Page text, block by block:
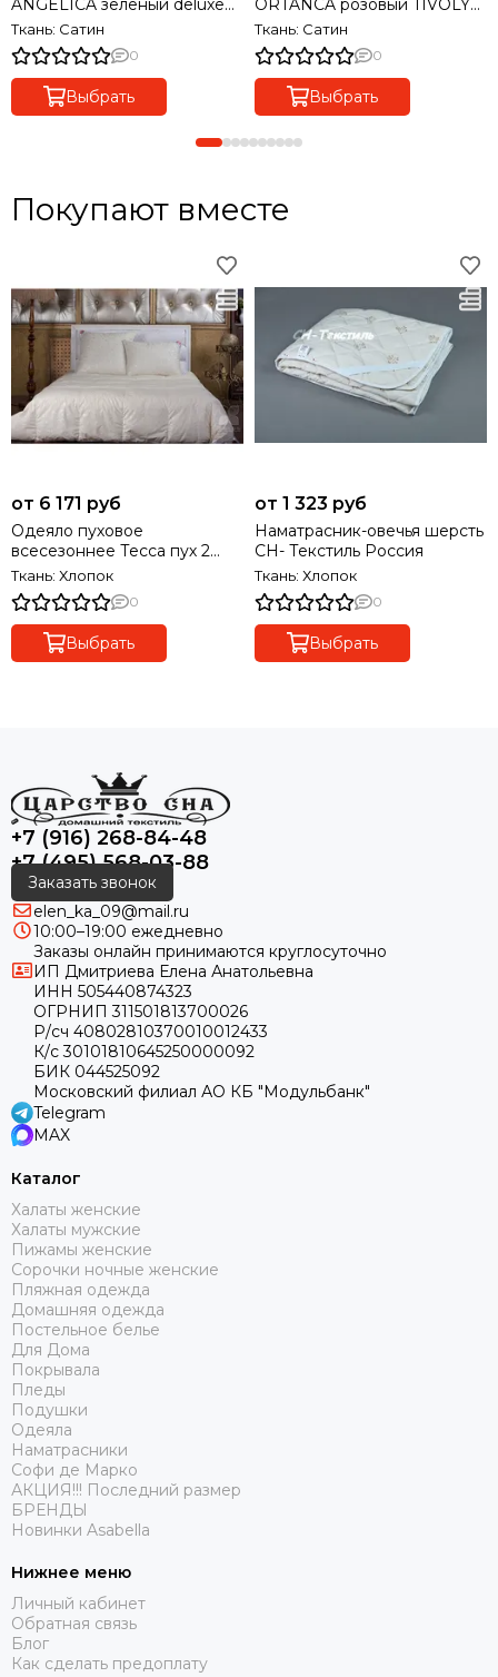
ANGELICA зеленый deluxe
TIVOLYO HOME Турция
Ткань: Сатин
0
Выбрать
ORTANCA розовый TIVOLYO
HOME Турция
Ткань: Сатин
0
Выбрать
Покупают вместе
от 6 171 руб
Одеяло пуховое
всесезоннее Тесса пух 2
категории
Ткань: Хлопок
0
Выбрать
от 1 323 руб
Наматрасник-овечья шерсть
СН- Текстиль Россия
Ткань: Хлопок
0
Выбрать
+7 (916) 268-84-48
+7 (495) 568-03-88
Заказать звонок
elen_ka_09@mail.ru
10:00–19:00 ежедневно
Заказы онлайн принимаются круглосуточно
ИП Дмитриева Елена Анатольевна
ИНН 505440874323
ОГРНИП 311501813700026
Р/сч 40802810370010012433
К/с 30101810645250000092
БИК 044525092
Московский филиал АО КБ "Модульбанк"
Telegram
MAX
Каталог
Халаты женские
Халаты мужские
Пижамы женские
Сорочки ночные женские
Пляжная одежда
Домашняя одежда
Постельное белье
Для Дома
Покрывала
Пледы
Подушки
Одеяла
Наматрасники
Софи де Марко
АКЦИЯ!!! Последний размер
БРЕНДЫ
Новинки Asabella
Нижнее меню
Личный кабинет
Обратная связь
Блог
Как сделать предоплату